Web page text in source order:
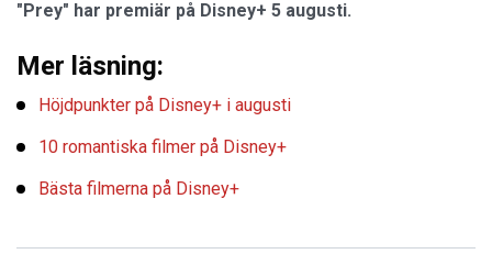
"Prey" har premiär på Disney+ 5 augusti.
Mer läsning:
Höjdpunkter på Disney+ i augusti
10 romantiska filmer på Disney+
Bästa filmerna på Disney+